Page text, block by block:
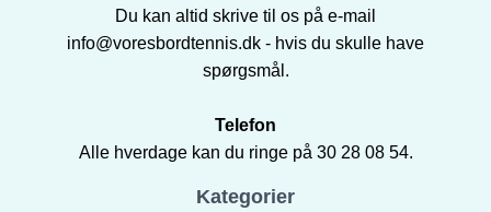
Du kan altid skrive til os på e-mail
info@voresbordtennis.dk - hvis du skulle have
spørgsmål.
Telefon
Alle hverdage kan du ringe på 30 28 08 54.
Kategorier